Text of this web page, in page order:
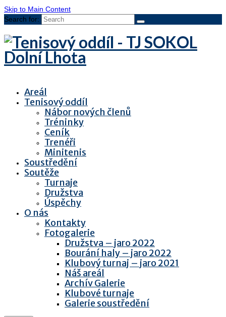
Skip to Main Content
Search for:
Areál
Tenisový oddíl
Nábor nových členů
Tréninky
Ceník
Trenéři
Minitenis
Soustředění
Soutěže
Turnaje
Družstva
Úspěchy
O nás
Kontakty
Fotogalerie
Družstva – jaro 2022
Bourání haly – jaro 2022
Klubový turnaj – jaro 2021
Náš areál
Archív Galerie
Klubové turnaje
Galerie soustředění